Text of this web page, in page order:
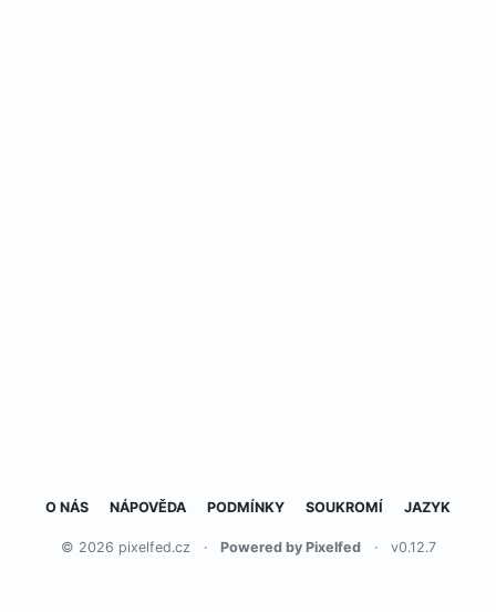
O NÁS NÁPOVĚDA PODMÍNKY SOUKROMÍ JAZYK
© 2026 pixelfed.cz · Powered by Pixelfed · v0.12.7